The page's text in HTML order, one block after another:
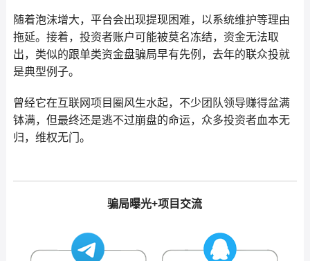
随着泡沫增大，平台会出现提现困难，以系统维护等理由
拖延。接着，投资者账户可能被莫名冻结，资金无法取
出，类似的跟单类资金盘骗局早有先例，去年的联众投就
是典型例子。
曾经它在互联网项目圈风生水起，不少团队领导赚得盆满
钵满，但最终还是逃不过崩盘的命运，众多投资者血本无
归，维权无门。
骗局曝光+项目交流